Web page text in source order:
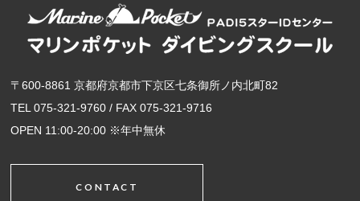
〒600-8861 京都府京都市下京区七条御所ノ内北町82
TEL 075-321-9760 / FAX 075-321-9716
OPEN 11:00-20:00 ※年中無休
CONTACT